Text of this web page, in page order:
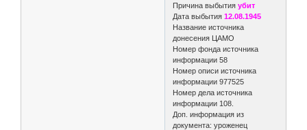
Причина выбытияубит
Дата выбытия 12.08.1945
Название источника
донесения ЦАМО
Номер фонда источника
информации 58
Номер описи источника
информации 977525
Номер дела источника
информации 108.
Доп. информация из
документа: уроженец